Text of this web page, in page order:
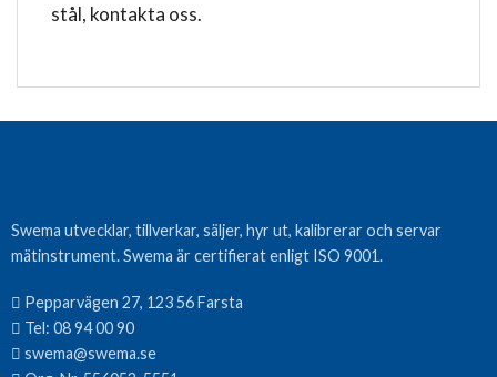
stål, kontakta oss.
Swema utvecklar, tillverkar, säljer, hyr ut, kalibrerar och servar
mätinstrument. Swema är certifierat enligt ISO 9001.
Pepparvägen 27, 123 56 Farsta
Tel: 08 94 00 90
swema@swema.se